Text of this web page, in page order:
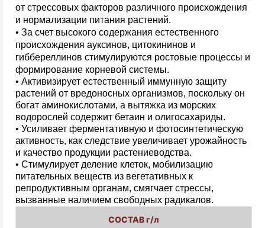
от стрессовых факторов различного происхождения
и нормализации питания растений.
• За счет высокого содержания естественного
происхождения ауксинов, цитокининов и
гиббереллинов стимулируются ростовые процессы и
формирование корневой системы.
• Активизирует естественный иммунную защиту
растений от вредоносных организмов, поскольку он
богат аминокислотами, а вытяжка из морских
водорослей содержит бетаин и олигосахариды.
• Усиливает ферментативную и фотосинтетическую
активность, как следствие увеличивает урожайность
и качество продукции растениеводства.
• Стимулирует деление клеток, мобилизацию
питательных веществ из вегетативных к
репродуктивным органам, смягчает стрессы,
вызванные наличием свободных радикалов.
СОСТАВ г/л